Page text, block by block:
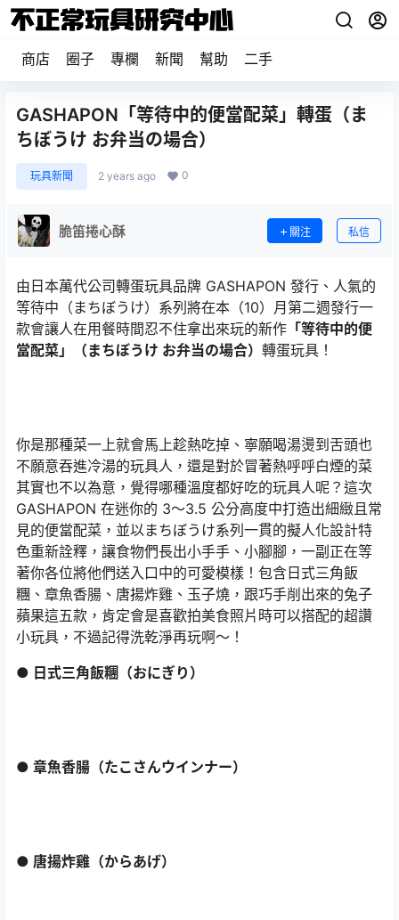
商店 圈子 專欄 新聞 幫助 二手
GASHAPON「等待中的便當配菜」轉蛋（ま
ちぼうけ お弁当の場合）
玩具新聞 2 years ago 0
脆笛捲心酥 關注 私信
由日本萬代公司轉蛋玩具品牌 GASHAPON 發行、人氣的
等待中（まちぼうけ）系列將在本（10）月第二週發行一
款會讓人在用餐時間忍不住拿出來玩的新作 「等待中的便
當配菜」（まちぼうけ お弁当の場合） 轉蛋玩具！
你是那種菜一上就會馬上趁熱吃掉、寧願喝湯燙到舌頭也
不願意吞進冷湯的玩具人，還是對於冒著熱呼呼白煙的菜
其實也不以為意，覺得哪種溫度都好吃的玩具人呢？這次
GASHAPON 在迷你的 3～3.5 公分高度中打造出細緻且常
見的便當配菜，並以まちぼうけ系列一貫的擬人化設計特
色重新詮釋，讓食物們長出小手手、小腳腳，一副正在等
著你各位將他們送入口中的可愛模樣！包含日式三角飯
糰、章魚香腸、唐揚炸雞、玉子燒，跟巧手削出來的兔子
蘋果這五款，肯定會是喜歡拍美食照片時可以搭配的超讚
小玩具，不過記得洗乾淨再玩啊～！
● 日式三角飯糰（おにぎり）
● 章魚香腸（たこさんウインナー）
● 唐揚炸雞（からあげ）